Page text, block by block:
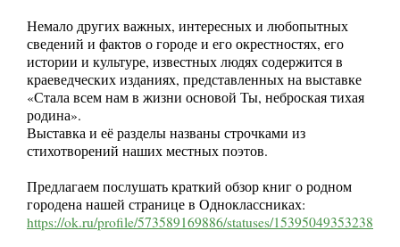
Немало других важных, интересных и любопытных
сведений и фактов о городе и его окрестностях, его
истории и культуре, известных людях содержится в
краеведческих изданиях, представленных на выставке
«Стала всем нам в жизни основой Ты, неброская тихая
родина».
Выставка и её разделы названы строчками из
стихотворений наших местных поэтов.
Предлагаем послушать краткий обзор книг о родном
городена нашей странице в Одноклассниках:
https://ok.ru/profile/573589169886/statuses/153950493532382